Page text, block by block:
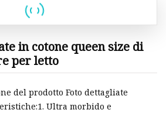
in cotone queen size di
per letto
del prodotto Foto dettagliate
Ultra morbido e